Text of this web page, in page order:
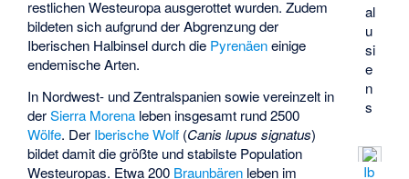
al
u
si
e
n
s
Ib
restlichen Westeuropa ausgerottet wurden. Zudem
bildeten sich aufgrund der Abgrenzung der
Iberischen Halbinsel durch die Pyrenäeneinige
endemische Arten.
In Nordwest- und Zentralspanien sowie vereinzelt in
derSierra Morena leben insgesamt rund 2500
Wölfe. Der Iberische Wolf (Canis lupus signatus)
bildet damit die größte und stabilste Population
Westeuropas. Etwa 200 Braunbären leben im